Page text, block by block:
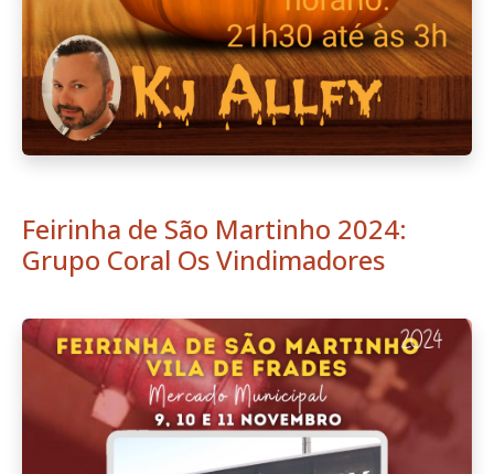
Feirinha de São Martinho 2024:
Grupo Coral Os Vindimadores